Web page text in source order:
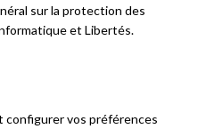
sur la protection des
et Libertés.
configurer vos préférences